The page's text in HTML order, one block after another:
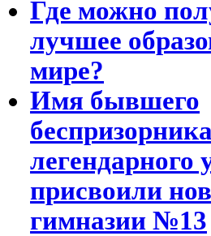
Где можно
лучшее
мире?
Имя бывшего
легендарного
присвоили
гимназии №13